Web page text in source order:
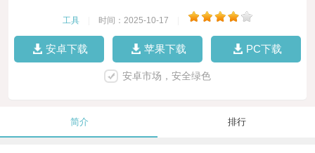
工具 时间：2025-10-17
安卓下载 苹果下载 PC下载
安卓市场，安全绿色
简介 排行